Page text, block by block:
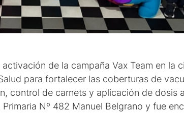
de la campaña Vax Team en la
para fortalecer las coberturas de
control de carnets y aplicación de dosis
Nº 482 Manuel Belgrano y fue